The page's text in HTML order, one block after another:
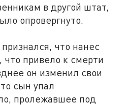
в другой штат,
опровергнуто.
что нанес
что привело к смерти
он изменил свои
сын упал
пролежавшее под